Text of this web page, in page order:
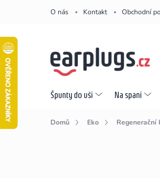
O nás Kontakt Obchodní
Špunty do uší Na spaní
Domů Eko Regenerační